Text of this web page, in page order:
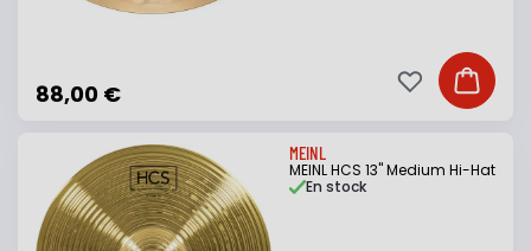
88,00 € Ajouter
Ajouter à ma
MEINL
MEINL HCS 13" Medium Hi-Hat
En stock